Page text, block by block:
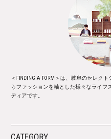
＜FINDING A FORM＞は、岐阜のセレク
らファッションを軸とした様々なライフ
ディアです。
CATEGORY